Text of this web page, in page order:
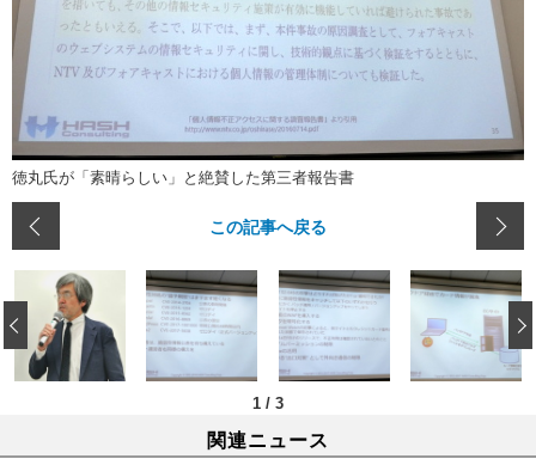
徳丸氏が「素晴らしい」と絶賛した第三者報告書
この記事へ戻る
1 / 3
‹
関連ニュース